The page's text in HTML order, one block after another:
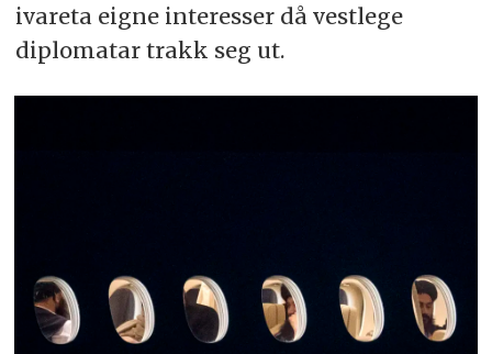
ivareta eigne interesser då vestlege
diplomatar trakk seg ut.